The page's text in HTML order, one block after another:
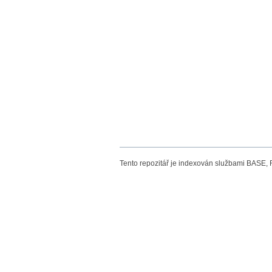
Tento repozitář je indexován službami BASE,